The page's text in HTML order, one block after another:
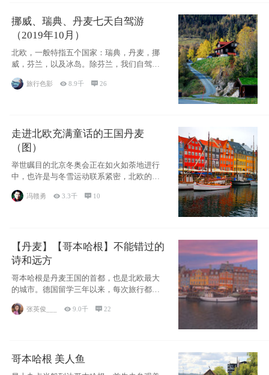
挪威、瑞典、丹麦七天自驾游
（2019年10月）
北欧，一般特指五个国家：瑞典，丹麦，挪
威，芬兰，以及冰岛。除芬兰，我们自驾游
旅行色影 8.9千 26
走进北欧充满童话的王国丹麦
（图）
举世瞩目的北京冬奥会正在如火如荼地进行
中，也许是与冬雪运动联系紧密，北欧的一
些国家因
冯赣勇 3.3千  10
【丹麦】【哥本哈根】不能错过的
诗和远方
哥本哈根是丹麦王国的首都，也是北欧最大
的城市。德国留学三年以来，每次旅行都是
张英俊___ 9.0千 22
哥本哈根 美人鱼